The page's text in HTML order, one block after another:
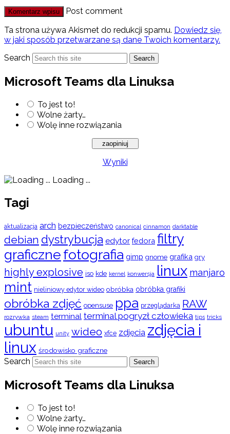
Post comment
Ta strona używa Akismet do redukcji spamu. Dowiedz się,
w jaki sposób przetwarzane są dane Twoich komentarzy.
Search
Search
Microsoft Teams dla Linuksa
To jest to!
Wolne żarty…
Wolę inne rozwiązania
Wyniki
Loading ...
Tagi
aktualizacja arch bezpieczeństwo canonical cinnamon darktable
debian dystrybucja edytor fedora filtry
graficznefotografia gimp gnome grafika gry
highly explosive iso kde kernel konwersja linux manjaro
mint nieliniowy edytor wideo obróbka obróbka grafiki
obróbka zdjęć opensuse ppa przeglądarka RAW
rozrywka steam terminal terminal pogryzł człowieka tips tricks
ubuntu unity wideo xfce zdjęcia zdjęcia i
linux środowisko graficzne
Search Search
Microsoft Teams dla Linuksa
To jest to!
Wolne żarty…
Wolę inne rozwiązania